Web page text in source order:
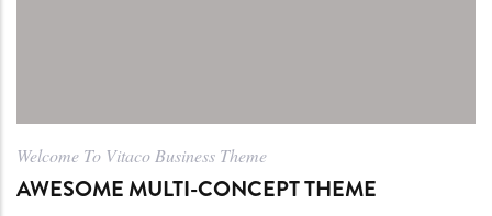
Welcome To Vitaco Business Theme
AWESOME MULTI-CONCEPT THEME